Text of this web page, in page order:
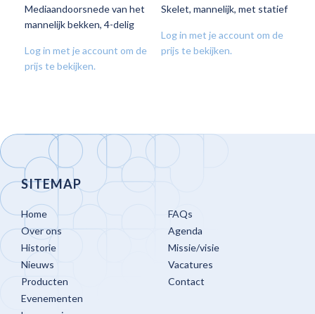
VOEG
TOE
VERLANGLIJST
Mediaandoorsnede van het
mannelijk bekken, 4-delig
Log in met je account om de
prijs te bekijken.
VOEG
AAN
VERLANGLIJST
Skelet, mannelijk, met statief
Log in met je account om de
prijs te bekijken.
SITEMAP
Home
Over ons
Historie
Nieuws
Producten
Evenementen
FAQs
Agenda
Missie/visie
Vacatures
Contact